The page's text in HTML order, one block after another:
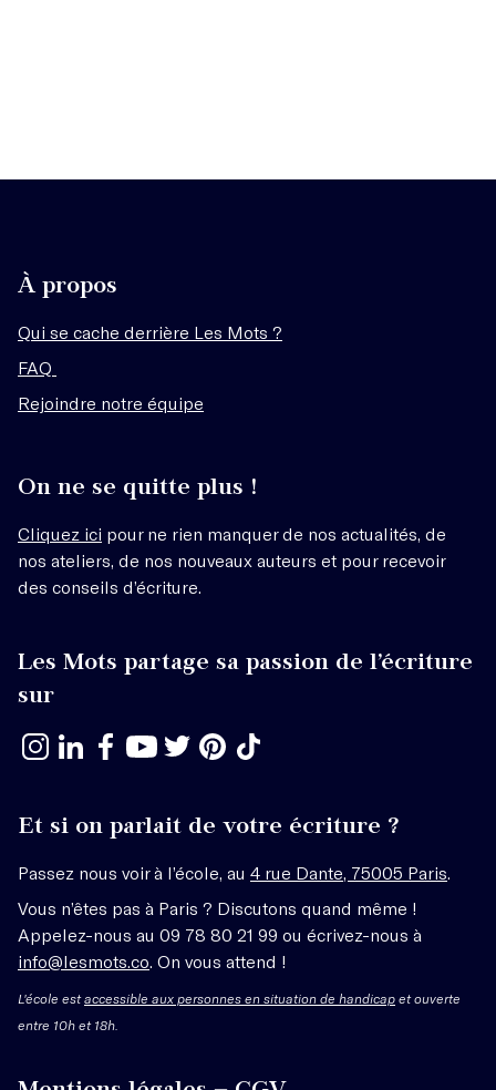
À propos
Qui se cache derrière Les Mots ?
FAQ
Rejoindre notre équipe
On ne se quitte plus !
Cliquez ici pour ne rien manquer de nos actualités, de
nos ateliers, de nos nouveaux auteurs et pour recevoir
des conseils d’écriture.
Les Mots partage sa passion de l’écriture
sur
Et si on parlait de votre écriture ?
Passez nous voir à l’école, au 4 rue Dante, 75005 Paris.
Vous n’êtes pas à Paris ? Discutons quand même !
Appelez-nous au 09 78 80 21 99 ou écrivez-nous à
info@lesmots.co. On vous attend !
L'école estaccessible aux personnes en situation de handicap et ouverte
entre 10h et 18h.